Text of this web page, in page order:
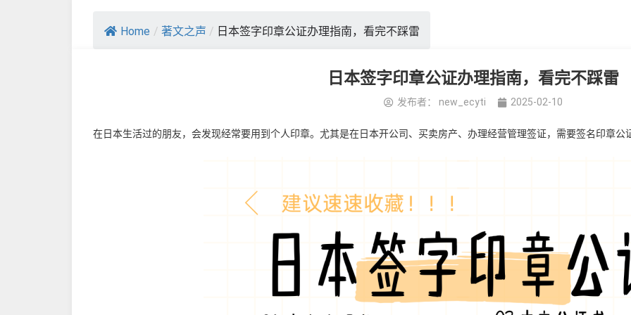
Home / 著文之声 / 日本签字印章公证办理指南，看完不踩雷
日本签字印章公证办理指南，看完不踩雷
发布者： new_ecyti 2025-02-10
在日本生活过的朋友，会发现经常要用到个人印章。尤其是在日本开公司、买卖房产、办理经营管理签证，需要签名印章公